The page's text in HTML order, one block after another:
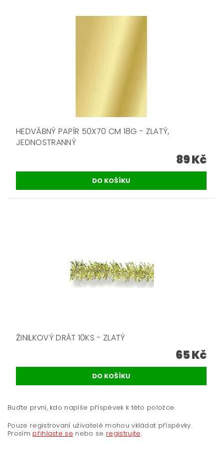
HEDVÁBNÝ PAPÍR 50X70 CM 18G - ZLATÝ,
JEDNOSTRANNÝ
89 Kč
ŽINILKOVÝ DRÁT 10KS - ZLATÝ
65 Kč
Buďte první, kdo napíše příspěvek k této položce.
Pouze registrovaní uživatelé mohou vkládat příspěvky.
Prosím přihlaste se nebo se registrujte.